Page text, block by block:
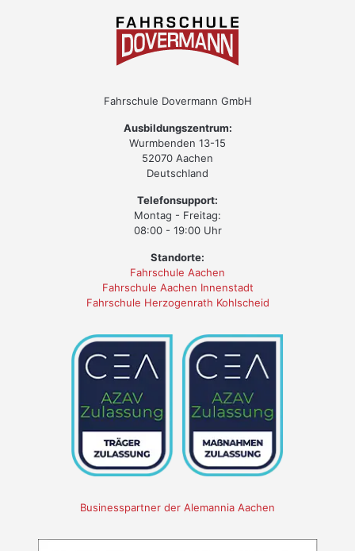
Fahrschule Dovermann GmbH
Ausbildungszentrum:
Wurmbenden 13-15
52070 Aachen
Deutschland
Telefonsupport:
Montag - Freitag:
08:00 - 19:00 Uhr
Standorte:
Fahrschule Aachen
Fahrschule Aachen Innenstadt
Fahrschule Herzogenrath Kohlscheid
Businesspartner der Alemannia Aachen